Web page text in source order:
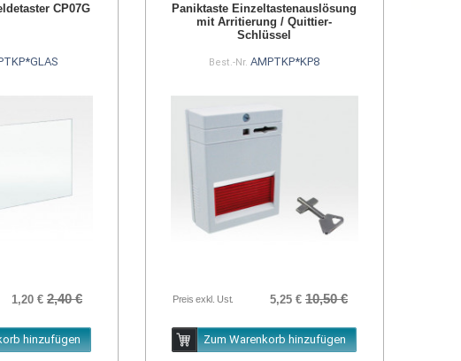
CP07G
1,20 € 2,40 €
hinzufügen
Paniktaste Einzeltastenauslösung
mit Arritierung / Quittier-
Schlüssel
Best.-Nr.AMPTKP*KP8
Preis exkl. Ust. 5,25 € 10,50 €
Zum Warenkorb hinzufügen